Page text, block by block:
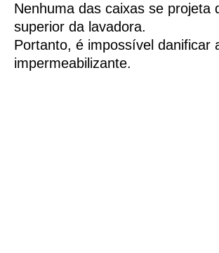
Nenhuma das caixas se projeta
superior da lavadora.
Portanto, é impossível danificar
impermeabilizante.